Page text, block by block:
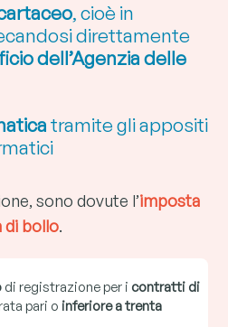
, cioè in
direttamente
dell’Agenzia delle
tramite gli appositi
sono dovute l’imposta
di bollo.
di registrazione per i contratti di
pari o inferiore a trenta